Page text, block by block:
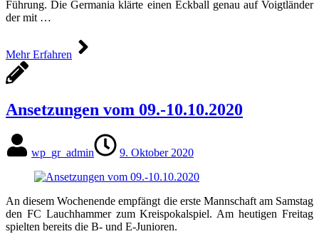
Führung. Die Germania klärte einen Eckball genau auf Voigtländer
der mit …
Mehr Erfahren
Ansetzungen vom 09.-10.10.2020
wp_gr_admin 9. Oktober 2020
An diesem Wochenende empfängt die erste Mannschaft am Samstag
den FC Lauchhammer zum Kreispokalspiel. Am heutigen Freitag
spielten bereits die B- und E-Junioren.